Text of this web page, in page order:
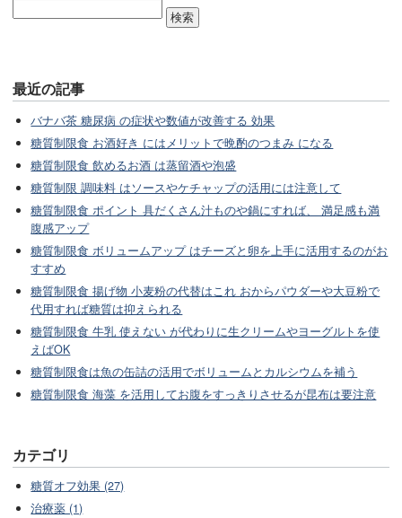
最近の記事
バナバ茶 糖尿病 の症状や数値が改善する 効果
糖質制限食 お酒好き にはメリットで晩酌のつまみ になる
糖質制限食 飲めるお酒 は蒸留酒や泡盛
糖質制限 調味料 はソースやケチャップの活用には注意して
糖質制限食 ポイント 具だくさん汁ものや鍋にすれば、 満足感も満
腹感アップ
糖質制限食 ボリュームアップ はチーズと卵を上手に活用するのがお
すすめ
糖質制限食 揚げ物 小麦粉の代替はこれ おからパウダーや大豆粉で
代用すれば糖質は抑えられる
糖質制限食 牛乳 使えない が代わりに生クリームやヨーグルトを使
えばOK
糖質制限食は魚の缶詰の活用でボリュームとカルシウムを補う
糖質制限食 海藻 を活用してお腹をすっきりさせるが昆布は要注意
カテゴリ
糖質オフ効果 (27)
治療薬 (1)